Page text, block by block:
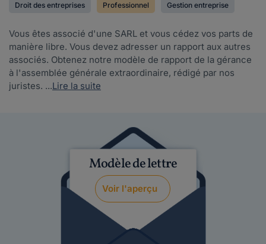
Modèle de lettre
Voir l'aperçu
Droit des entreprises Professionnel Gestion entreprise
Vous êtes associé d'une SARL et vous cédez vos parts de
manière libre. Vous devez adresser un rapport aux autres
associés. Obtenez notre modèle de rapport de la gérance
à l'assemblée générale extraordinaire, rédigé par nos
juristes. ...Lire la suite